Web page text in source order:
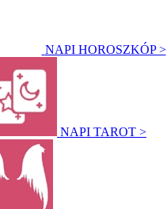
NAPI HOROSZKÓP >
NAPI TAROT >